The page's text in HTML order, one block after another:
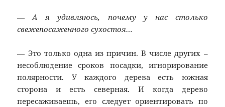
— А я удивляюсь, почему у нас столько
свежепосаженного сухостоя…
— Это только одна из причин. В числе других –
несоблюдение сроков посадки, игнорирование
полярности. У каждого дерева есть южная
сторона и есть северная. И когда дерево
пересаживаешь, его следует ориентировать по